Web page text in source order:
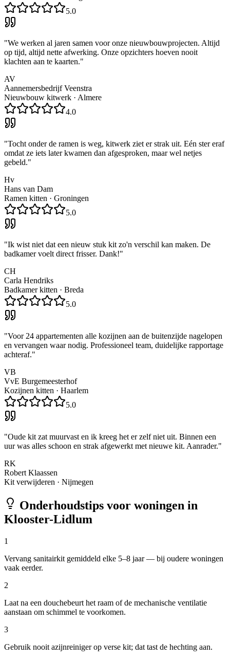
5.0
"We werken al jaren samen voor onze nieuwbouwprojecten. Altijd
op tijd, altijd nette afwerking. Onze opzichters hoeven nooit
klachten aan te kaarten."
AV
Aannemersbedrijf Veenstra
Nieuwbouw kitwerk · Almere
4.0
"Tocht onder de ramen is weg, kitwerk ziet er strak uit. Eén ster eraf
omdat ze iets later kwamen dan afgesproken, maar wel netjes
gebeld."
Hv
Hans van Dam
Ramen kitten · Groningen
5.0
"Ik wist niet dat een nieuw stuk kit zo'n verschil kan maken. De
badkamer voelt direct frisser. Dank!"
CH
Carla Hendriks
Badkamer kitten · Breda
5.0
"Voor 24 appartementen alle kozijnen aan de buitenzijde nagelopen
en vervangen waar nodig. Professioneel team, duidelijke rapportage
achteraf."
VB
VvE Burgemeesterhof
Kozijnen kitten · Haarlem
5.0
"Oude kit zat muurvast en ik kreeg het er zelf niet uit. Binnen een
uur was alles schoon en strak afgewerkt met nieuwe kit. Aanrader."
RK
Robert Klaassen
Kit verwijderen · Nijmegen
Onderhoudstips voor woningen in
Klooster-Lidlum
1
Vervang sanitairkit gemiddeld elke 5–8 jaar — bij oudere woningen
vaak eerder.
2
Laat na een douchebeurt het raam of de mechanische ventilatie
aanstaan om schimmel te voorkomen.
3
Gebruik nooit azijnreiniger op verse kit; dat tast de hechting aan.